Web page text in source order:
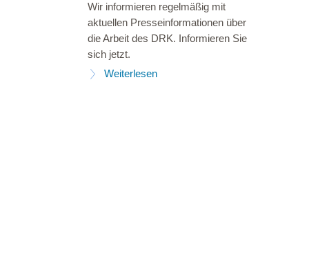
Wir informieren regelmäßig mit
aktuellen Presseinformationen über
die Arbeit des DRK. Informieren Sie
sich jetzt.
Weiterlesen